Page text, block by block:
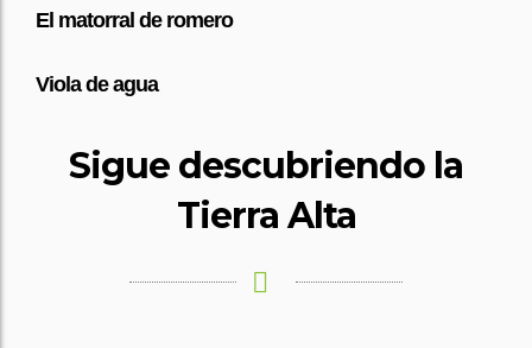
El matorral de romero
Viola de agua
Sigue descubriendo la
Tierra Alta